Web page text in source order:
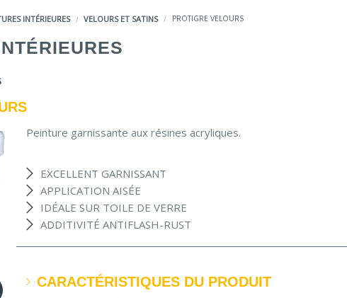
INTÉRIEURES VELOURS ET SATINS PROTIGRE VELOURS
Peinture garnissante aux résines acryliques.
EXCELLENT GARNISSANT
APPLICATION AISÉE
IDÉALE SUR TOILE DE VERRE
ADDITIVITÉ ANTIFLASH-RUST
CARACTÉRISTIQUES DU PRODUIT